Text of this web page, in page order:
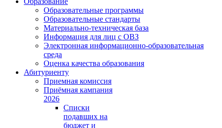
Образовательные программы
Образовательные стандарты
Материально-техническая база
Информация для лиц с ОВЗ
Электронная информационно-образовательная
среда
Оценка качества образования
Абитуриенту
Приемная комиссия
Приёмная кампания
2026
Списки
подавших на
бюджет и